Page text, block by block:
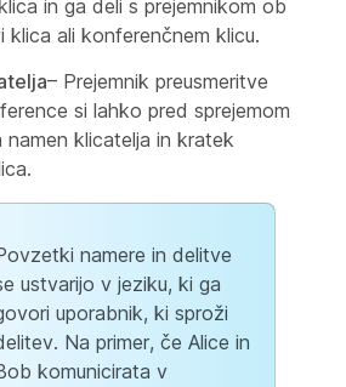
in ga deli s prejemnikom ob
klica ali konferenčnem klicu.
– Prejemnik preusmeritve
si lahko pred sprejemom
namen klicatelja in kratek
namere in delitve
ustvarijo v jeziku, ki ga
uporabnik, ki sproži
Na primer, če Alice in
komunicirata v